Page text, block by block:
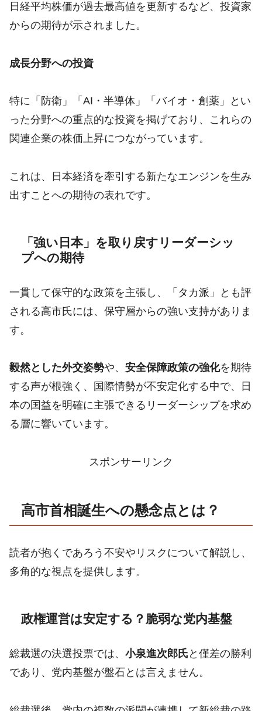
日経平均株価が過去最高値を更新するなど、投資家
からの期待が示されました。
成長分野への投資
特に「防衛」「AI・半導体」「バイオ・創薬」とい
った分野への重点的な投資を掲げており、これらの
関連企業の株価上昇につながっています。
これは、日本経済を牽引する新たなエンジンを生み
出すことへの期待の表れです。
「強い日本」を取り戻すリーダーシッ
プへの期待
一貫して保守的な政策を主張し、「タカ派」とも評
される高市氏には、保守層からの強い支持がありま
す。
毅然とした外交姿勢や、 安全保障政策の強化を期待
する声が根強く、国際情勢が不安定化する中で、日
本の国益を明確に主張できるリーダーシップを求め
る層に響いています。
スポンサーリンク
高市首相誕生への懸念点とは？
読者が抱くであろう不安やリスクについて解説し、
多角的な視点を提供します。
政権運営は安定する？脆弱な党内基盤
総裁選の決選投票では、 小泉進次郎氏 と僅差の勝利
であり、党内基盤が盤石とは言えません。